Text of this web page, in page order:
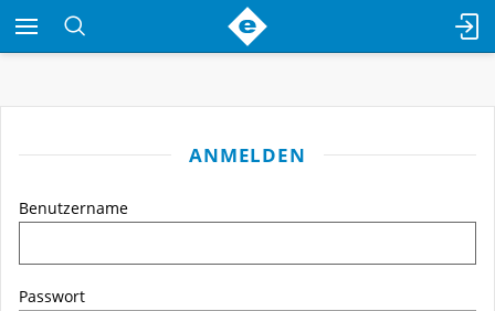
ANMELDEN
Benutzername
Passwort